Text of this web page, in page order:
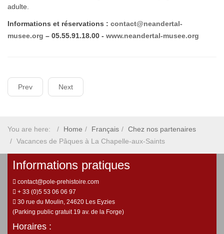
adulte.
Informations et réservations : contact@neandertal-
musee.org – 05.55.91.18.00 - www.neandertal-musee.org
Prev Next
You are here: Home Français
Chez nos partenaires
Vacances de Pâques à La Chapelle-aux-Saints
Informations pratiques
contact@pole-prehistoire.com
+ 33 (0)5 53 06 06 97
30 rue du Moulin, 24620 Les Eyzies
(Parking public gratuit 19 av. de la Forge)
Horaires :